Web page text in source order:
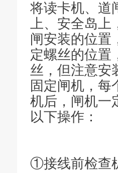
将读卡机、道
上、安全岛上
闸安装的位置
定螺丝的位置
丝，但注意安
固定闸机，每
机后，闸机一
以下操作：
①接线前检查